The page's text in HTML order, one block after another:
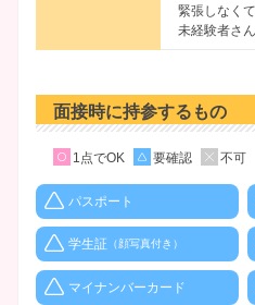
緊張しなく
未経験者さ
面接時に持参するもの
1点でOK 要確認 不可
パスポート
学生証 （顔写真付き）
マイナンバーカード